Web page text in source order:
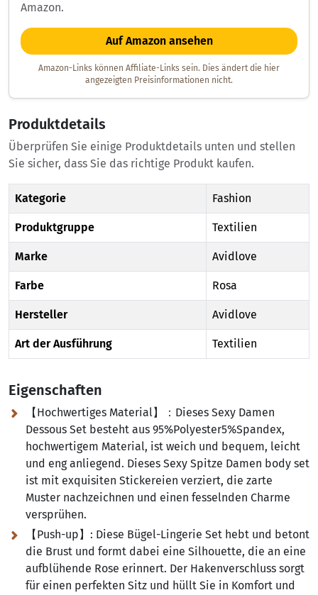
Amazon.
Auf Amazon ansehen
Amazon-Links können Affiliate-Links sein. Dies ändert die hier
angezeigten Preisinformationen nicht.
Produktdetails
Überprüfen Sie einige Produktdetails unten und stellen
Sie sicher, dass Sie das richtige Produkt kaufen.
Kategorie Fashion
Produktgruppe Textilien
Marke Avidlove
Farbe Rosa
Hersteller Avidlove
Art der Ausführung Textilien
Eigenschaften
【Hochwertiges Material】：Dieses Sexy Damen
Dessous Set besteht aus 95%Polyester5%Spandex,
hochwertigem Material, ist weich und bequem, leicht
und eng anliegend. Dieses Sexy Spitze Damen body set
ist mit exquisiten Stickereien verziert, die zarte
Muster nachzeichnen und einen fesselnden Charme
versprühen.
【Push-up】: Diese Bügel-Lingerie Set hebt und betont
die Brust und formt dabei eine Silhouette, die an eine
aufblühende Rose erinnert. Der Hakenverschluss sorgt
für einen perfekten Sitz und hüllt Sie in Komfort und